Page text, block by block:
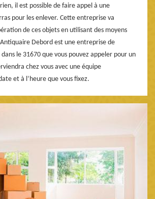
il est possible de faire appel à une
pour les enlever. Cette entreprise va
de ces objets en utilisant des moyens
Debord est une entreprise de
le 31670 que vous pouvez appeler pour un
chez vous avec une équipe
et à l’heure que vous fixez.